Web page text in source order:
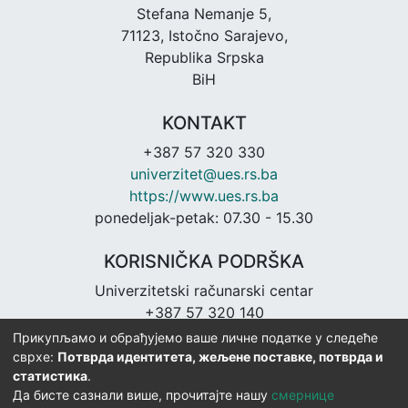
Stefana Nemanje 5,
71123, Istočno Sarajevo,
Republika Srpska
BiH
KONTAKT
+387 57 320 330
univerzitet@ues.rs.ba
https://www.ues.rs.ba
ponedeljak-petak: 07.30 - 15.30
KORISNIČKA PODRŠKA
Univerzitetski računarski centar
+387 57 320 140
urc@ues.rs.ba
https://urc.ues.rs.ba
Прикупљамо и обрађујемо ваше личне податке у следеће
сврхе: Потврда идентитета, жељене поставке, потврда и
статистика.
Да бисте сазнали више, прочитајте нашу смернице